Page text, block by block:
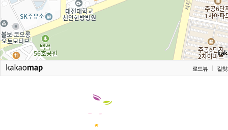
로드뷰 길찾